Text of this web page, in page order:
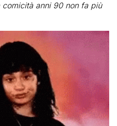
anni 90 non fa più